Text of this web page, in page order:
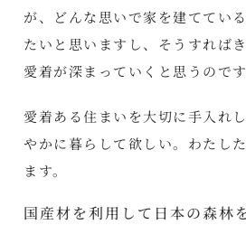
が、どんな思いで家を建ててい
たいと思いますし、そうすれば
愛着が深まっていくと思うのです
愛着ある住まいを大切に手入れ
やかに暮らして欲しい。わたし
ます。
国産材を利用して日本の森林